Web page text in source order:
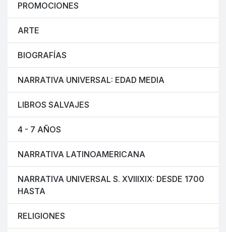
PROMOCIONES
ARTE
BIOGRAFÍAS
NARRATIVA UNIVERSAL: EDAD MEDIA
LIBROS SALVAJES
4 - 7 AÑOS
NARRATIVA LATINOAMERICANA
NARRATIVA UNIVERSAL S. XVIIIXIX: DESDE 1700
HASTA
RELIGIONES